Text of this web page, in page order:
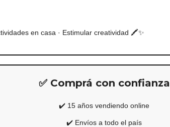
en casa · Estimular creatividad 🖍️✨
✅ Comprá con confianza
✔️ 15 años vendiendo online
✔️ Envíos a todo el país